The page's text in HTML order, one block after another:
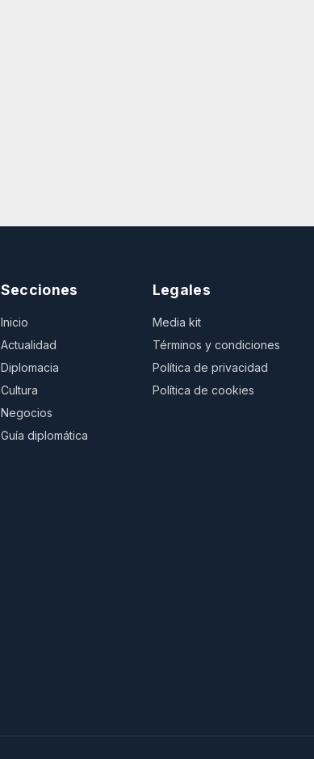
Secciones
Inicio
Actualidad
Diplomacia
Cultura
Negocios
Guía diplomática
Legales
Media kit
Términos y condiciones
Política de privacidad
Política de cookies